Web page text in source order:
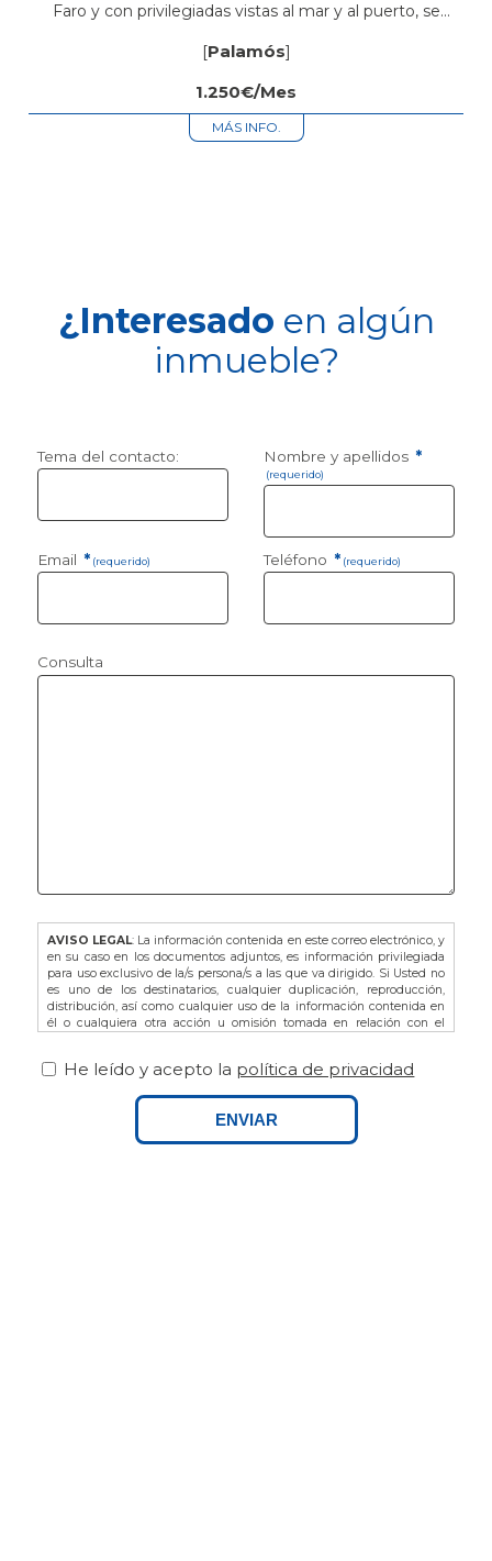
Faro y con privilegiadas vistas al mar y al puerto, se
reformada. La...
[Palamós]
1.250€/Mes
MÁS INFO.
¿Interesado en algún
inmueble?
Tema del contacto: Nombre y apellidos *
(requerido)
Email * (requerido) Teléfono * (requerido)
Consulta
AVISO LEGAL: La información contenida en este correo electrónico, y
en su caso en los documentos adjuntos, es información privilegiada
para uso exclusivo de la/s persona/s a las que va dirigido. Si Usted no
es uno de los destinatarios, cualquier duplicación, reproducción,
distribución, así como cualquier uso de la información contenida en
él o cualquiera otra acción u omisión tomada en relación con el
electrónico, así como de sus adjuntos si los hubiere.
De acuerdo con la L.O. 3/2018 de Protección de Datos de Carácter
Personal y Garantía de los Derechos Digitales, así como del
sus derechos dirigiéndose a FINCAS PALAMOS, domiciliada en AVDA.
He leído y acepto la política de privacidad
ENVIAR